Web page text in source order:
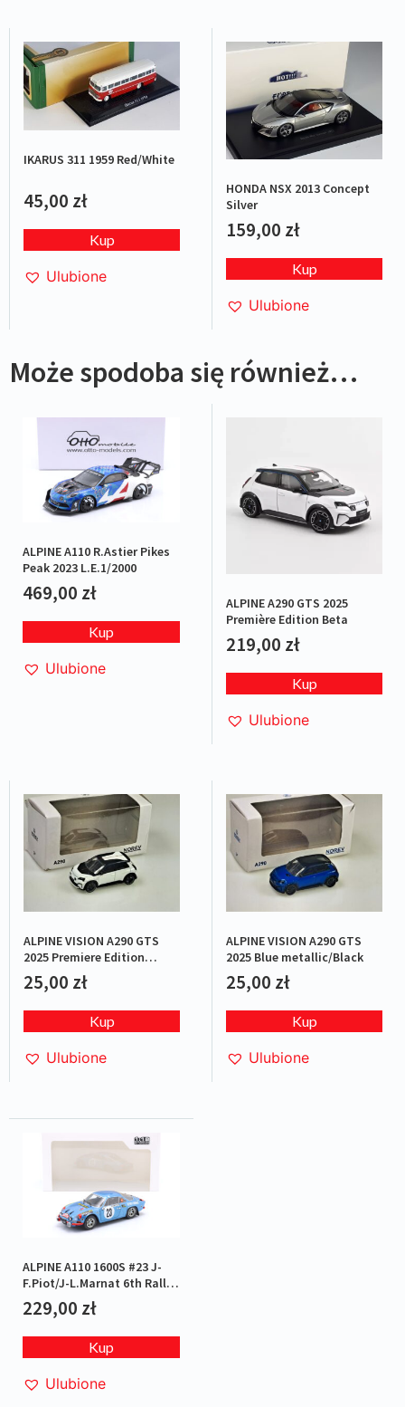
IKARUS 311 1959 Red/White
45,00 zł
Kup
Ulubione
HONDA NSX 2013 Concept
Silver
159,00 zł
Kup
Ulubione
Może spodoba się również…
ALPINE A110 R.Astier Pikes
Peak 2023 L.E.1/2000
469,00 zł
Kup
Ulubione
ALPINE A290 GTS 2025
Première Edition Beta
219,00 zł
Kup
Ulubione
ALPINE VISION A290 GTS
2025 Premiere Edition
White/Black
25,00 zł
Kup
Ulubione
ALPINE VISION A290 GTS
2025 Blue metallic/Black
25,00 zł
Kup
Ulubione
ALPINE A110 1600S #23 J-
F.Piot/J-L.Marnat 6th Rallye
Monte Carlo 1972
229,00 zł
Kup
Ulubione